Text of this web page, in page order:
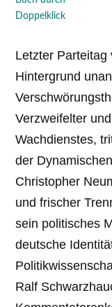
Doppelklick
Letzter Parteitag
Hintergrund
Verzweifelter
Wachdienstes,
der
Christopher
und frischer
sein politisches
deutsche
Ralf